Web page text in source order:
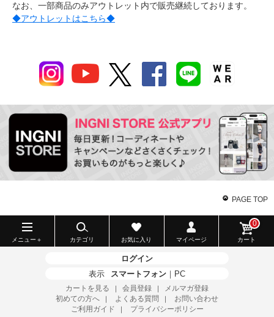
なお、一部商品のみアウトレット内で販売継続しております。
◆アウトレットはこちら◆
PAGE TOP
メニュー＋ カテゴリ お気に入り マイページ カート
0
ログイン
表示
スマートフォン ｜ PC
カートを見る ｜ 会員登録 ｜
メルマガ登録
初めての方へ
｜ よくある質問 ｜
お問い合わせ
ご利用ガイド
プライバシーポリシー